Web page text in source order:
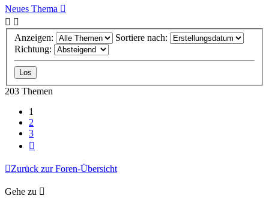
Neues Thema
Anzeigen:
Sortiere nach:
Richtung:
203 Themen
1
2
3
Zurück zur Foren-Übersicht
Gehe zu